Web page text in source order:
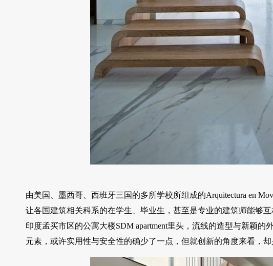
由美国、墨西哥、西班牙三国的多所学校所组成的Arquitectura en
让各国建筑相关科系的在学生、毕业生，甚至是专业的建筑师能够
印度孟买市区的公寓大楼SDM apartment里头，流线的造型与新颖
元素，或许实用性与安全性的确少了一点，但就创新的角度来看，却